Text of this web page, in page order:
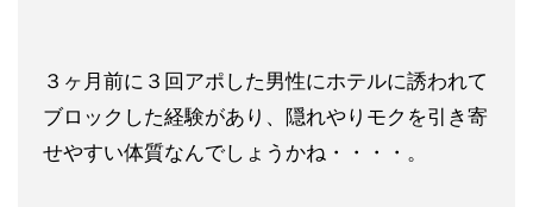
３ヶ月前に３回アポした男性にホテルに誘われて
ブロックした経験があり、隠れやりモクを引き寄
せやすい体質なんでしょうかね・・
・・。